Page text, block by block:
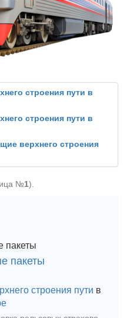
строения пути в
строения пути в
верхнего строения
№1).
пакеты
строения пути в